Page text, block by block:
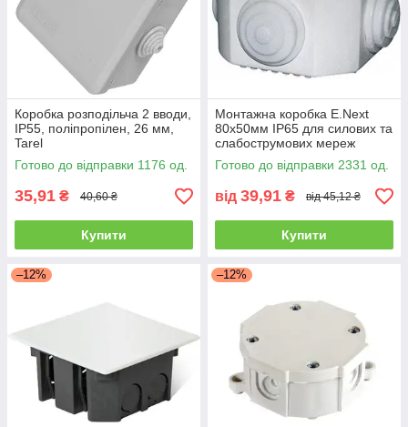
Коробка розподільча 2 вводи,
IP55, поліпропілен, 26 мм,
Tarel
Готово до відправки 1176 од.
35,91 ₴ 40,60 ₴
Купити
Монтажна коробка E.Next
80x50мм IP65 для силових та
слабострумових мереж
Готово до відправки 2331 од.
від 39,91 ₴ від 45,12 ₴
Купити
–12% –12%